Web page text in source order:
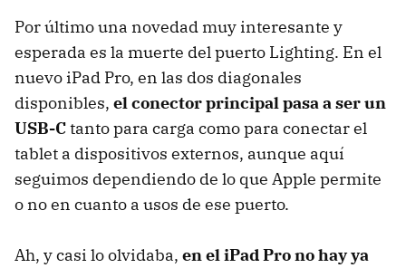
Por último una novedad muy interesante y
esperada es la muerte del puerto Lighting. En el
nuevo iPad Pro, en las dos diagonales
disponibles, el conector principal pasa a ser un
USB-Ctanto para carga como para conectar el
tablet a dispositivos externos, aunque aquí
seguimos dependiendo de lo que Apple permite
o no en cuanto a usos de ese puerto.
Ah, y casi lo olvidaba, en el iPad Pro no hay ya